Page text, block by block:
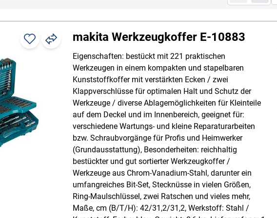
makita Werkzeugkoffer E-10883
Eigenschaften: bestückt mit 221 praktischen
Werkzeugen in einem kompakten und stapelbaren
Kunststoffkoffer mit verstärkten Ecken / zwei
Klappverschlüsse für optimalen Halt und Schutz der
Werkzeuge / diverse Ablagemöglichkeiten für Kleinteile
auf dem Deckel und im Innenbereich, geeignet für:
verschiedene Wartungs- und kleine Reparaturarbeiten
bzw. Schraubvorgänge für Profis und Heimwerker
(Grundausstattung), Besonderheiten: reichhaltig
bestückter und gut sortierter Werkzeugkoffer /
Werkzeuge aus Chrom-Vanadium-Stahl, darunter ein
umfangreiches Bit-Set, Stecknüsse in vielen Größen,
Ring-Maulschlüssel, zwei Ratschen und vieles mehr,
Maße, cm (B/T/H): 42/31,2/31,2, Werkstoff: Stahl /